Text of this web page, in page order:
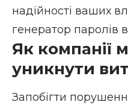
надійності ваших
генератор паролів
Як компанії
уникнути
Запобігти